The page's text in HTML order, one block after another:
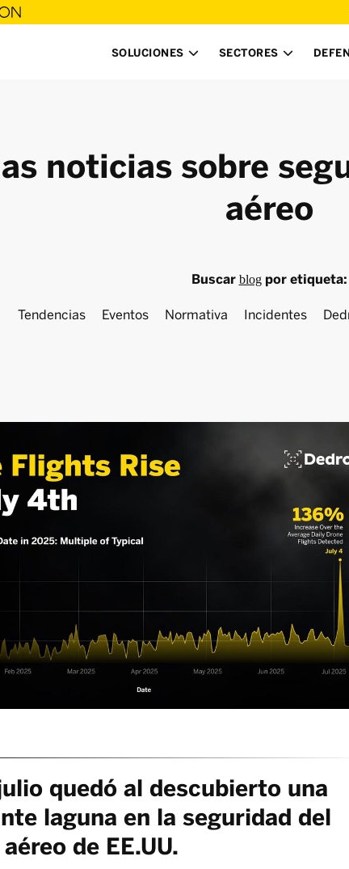
SOLUCIONES  SECTORES 
noticias sobre
aéreo
Buscar blogpor etiqueta:
Tendencias Eventos Normativa Incidentes
quedó al descubierto una
laguna en la seguridad del
de EE.UU.